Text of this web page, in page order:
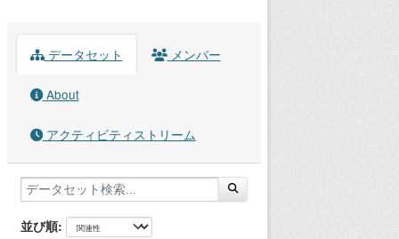
データセット メンバー
About
アクティビティストリーム
並び順